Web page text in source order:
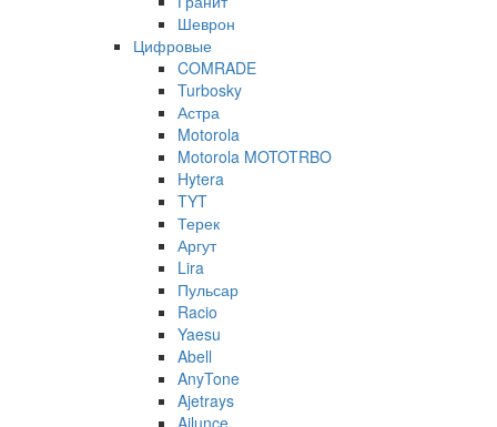
Шеврон
Цифровые
COMRADE
Turbosky
Астра
Motorola
Motorola MOTOTRBO
Hytera
TYT
Терек
Аргут
Lira
Пульсар
Racio
Yaesu
Abell
AnyTone
Ajetrays
Ailunce